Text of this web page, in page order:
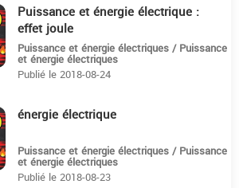
Puissance et énergie électrique :
effet joule
Puissance et énergie électriques / Puissance
et énergie électriques
Publié le 2018-08-24
énergie électrique
Puissance et énergie électriques / Puissance
et énergie électriques
Publié le 2018-08-23